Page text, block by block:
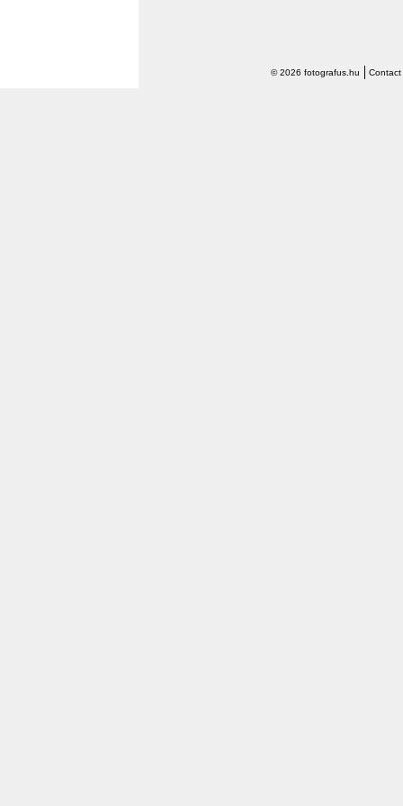
© 2026 fotografus.hu Contact